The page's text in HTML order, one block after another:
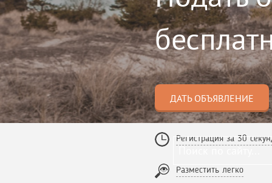
ДАТЬ ОБЪЯВЛЕНИЕ
Регистрация за 30
Разместить легко